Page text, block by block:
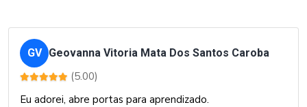
GV Geovanna Vitoria Mata Dos Santos Caroba
(5.00)
Eu adorei, abre portas para aprendizado.